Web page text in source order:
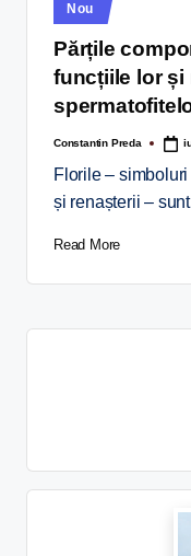
Nou
Părțile
funcțiile lor și
Constantin Preda
Florile –
și renașterii –
Read More